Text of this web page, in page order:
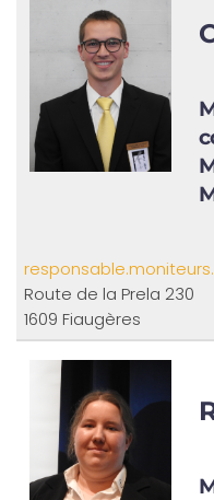
Route de la Prela 230
1609 Fiaugères